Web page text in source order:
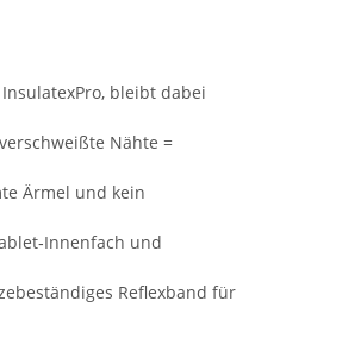
bleibt dabei
Nähte =
Ärmel und kein
und
Reflexband für